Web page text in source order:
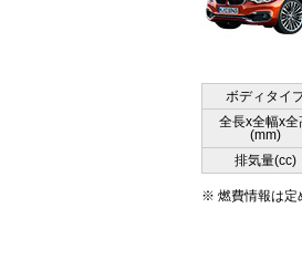
ボディタイ
全長x全幅x全
(mm)
排気量(cc)
※ 燃費情報は定